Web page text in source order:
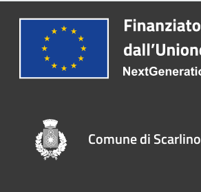
Comune di Scarlino